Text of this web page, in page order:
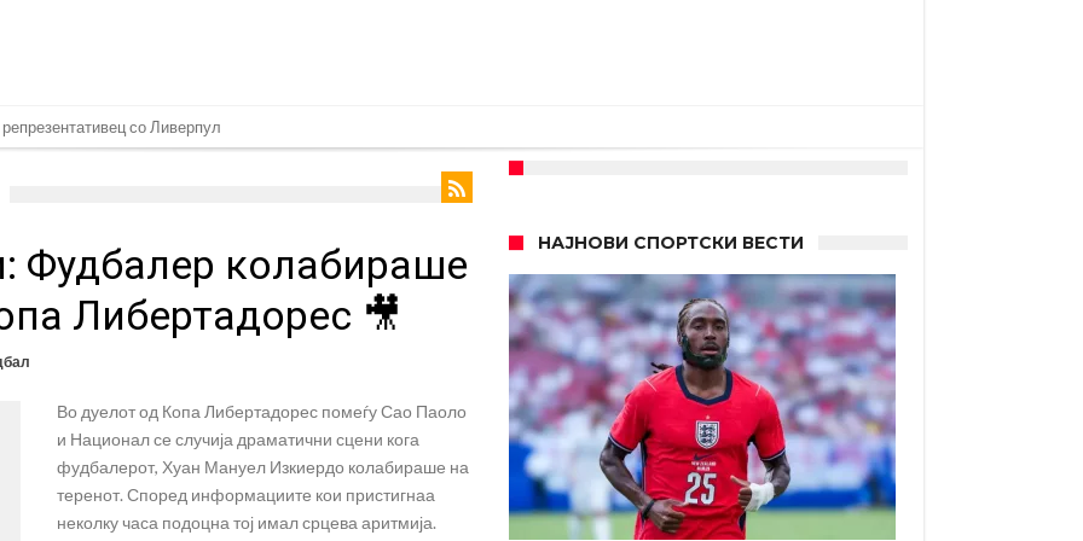
Манчестер доаѓа во Јувентус!
на турнирите на ФИФА поради Инфантино
на Реал: Протекоа детали од разговорот што го потресе Мадрид!
сака да се засили од Реал Мадрид!
прогноза: “Тие ќе ја освојат Премиер лигата, а причината е едноставна”
во Барселона, Реал Мадрид е информиран
во Реал Мадрид до 2032 година
Формула 1: Не можеме да одиме толку далеку!
на Ливерпул за трансферот ан Бредли Баркола?
Фудбалер колабираше
Либертадорес 🎥
Во дуелот од Копа Либертадорес помеѓу Сао Паоло
и Национал се случија драматични сцени кога
фудбалерот, Хуан Мануел Изкиердо колабираше на
теренот. Според информациите кои пристигнаа
неколку часа подоцна тој имал срцева аритмија.
НАЈНОВИ СПОРТСКИ ВЕСТИ